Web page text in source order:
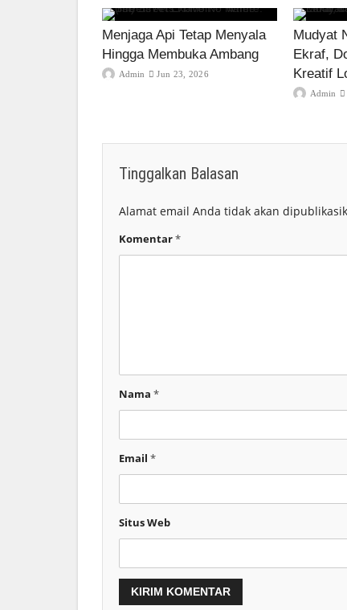
Menjaga Api Tetap Menyala
Hingga Membuka Ambang
Admin Jun 23, 2026
Mudyat
Ekraf,
Kreatif
Admin
Tinggalkan Balasan
Alamat email Anda tidak akan
Komentar*
Nama *
Email *
Situs Web